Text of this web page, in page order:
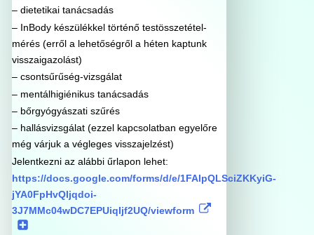
– dietetikai tanácsadás
– InBody készülékkel történő testösszetétel-
mérés (erről a lehetőségről a héten kaptunk
visszaigazolást)
– csontsűrűség-vizsgálat
– mentálhigiénikus tanácsadás
– bőrgyógyászati szűrés
– hallásvizsgálat (ezzel kapcsolatban egyelőre
még várjuk a végleges visszajelzést)
Jelentkezni az alábbi űrlapon lehet:
https://docs.google.com/forms/d/e/1FAIpQLSciZKKyiG-
jYA0FpHvQIjqdoi-
3J7MMc04wDC7EPUiqIjf2UQ/viewform